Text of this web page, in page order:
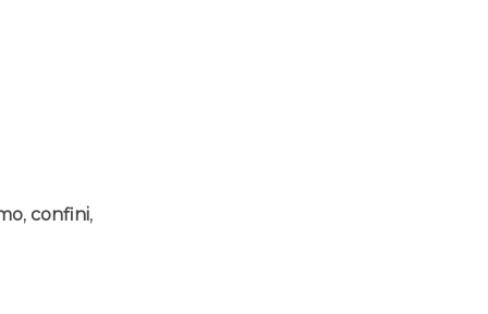
,confini,